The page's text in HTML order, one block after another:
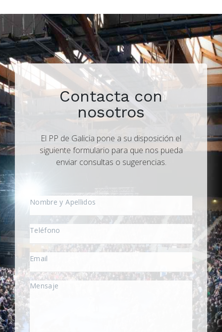
Contacta con
nosotros
El PP de Galicia pone a su disposición el
siguiente formulario para que nos pueda
enviar consultas o sugerencias.